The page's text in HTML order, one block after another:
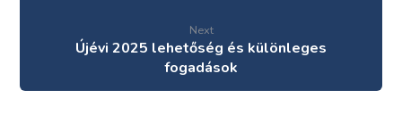
Next
Újévi 2025 lehetőség és különleges
fogadások